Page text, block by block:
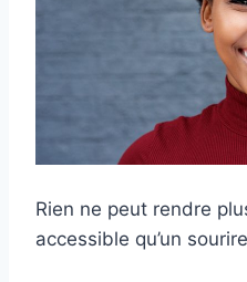
Rien ne peut rendre
accessible qu’un